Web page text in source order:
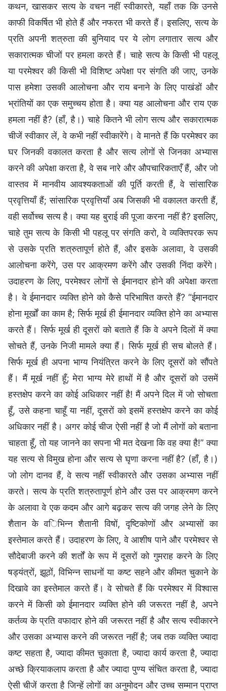
कथन, खासकर सत्य के वचन नहीं स्वीकारते, यहाँ तक कि उनसे
काफी विकर्षित भी होते हैं और नफरत भी करते हैं। इसलिए, सत्य के
प्रति अपनी शत्रुता की बुनियाद पर ये लोग लगातार सत्य और
सकारात्मक चीजों पर हमला करते हैं। चाहे सत्य के किसी भी पहलू
या परमेश्वर की किसी भी विशिष्ट अपेक्षा पर संगति की जाए, उनके
पास हमेशा उसकी आलोचना और राय बनाने के लिए पाखंडों और
भ्रांतियों का एक समुच्चय होता है। क्या यह आलोचना और राय एक
हमला नहीं है? (हाँ, है।) चाहे कितने भी लोग सत्य और सकारात्मक
चीजें स्वीकार लें, वे कभी नहीं स्वीकारेंगे। वे मानते हैं कि परमेश्वर का
घर जिनकी वकालत करता है और सत्य लोगों से जिनका अभ्यास
करने की अपेक्षा करता है, वे सब नारे और औपचारिकताएँ हैं, और जो
वास्तव में मानवीय आवश्यकताओं की पूर्ति करती हैं, वे सांसारिक
प्रवृत्तियाँ हैं; सांसारिक प्रवृत्तियाँ अब जिसकी भी वकालत करती हैं,
वही सर्वोच्च सत्य है। क्या यह बुराई की पूजा करना नहीं है? इसलिए,
चाहे तुम सत्य के किसी भी पहलू पर संगति करो, वे व्यक्तिपरक रूप
से उसके प्रति शत्रुतापूर्ण होते हैं, और इसके अलावा, वे उसकी
आलोचना करेंगे, उस पर आक्रमण करेंगे और उसकी निंदा करेंगे।
उदाहरण के लिए, परमेश्वर लोगों से ईमानदार होने की अपेक्षा करता
है। वे ईमानदार व्यक्ति होने को कैसे परिभाषित करते हैं? “ईमानदार
होना मूर्खों का काम है; सिर्फ मूर्ख ही ईमानदार व्यक्ति होने का अभ्यास
करते हैं। सिर्फ मूर्ख ही दूसरों को बताते हैं कि वे अपने दिलों में क्या
सोचते हैं, उनके निजी मामले क्या हैं। सिर्फ मूर्ख ही सच बोलते हैं।
सिर्फ मूर्ख ही अपना भाग्य नियंत्रित करने के लिए दूसरों को सौंपते
हैं। मैं मूर्ख नहीं हूँ; मेरा भाग्य मेरे हाथों में है और दूसरों को उसमें
हस्तक्षेप करने का कोई अधिकार नहीं है! मैं अपने दिल में जो सोचता
हूँ, उसे कहना चाहूँ या नहीं, दूसरों को इसमें हस्तक्षेप करने का कोई
अधिकार नहीं है। अगर कोई चीज ऐसी नहीं है जो मैं लोगों को बताना
चाहता हूँ, तो यह जानने का सपना भी मत देखना कि वह क्या है!” क्या
यह सत्य से विमुख होना और सत्य से घृणा करना नहीं है? (हाँ, है।)
जो लोग दानव हैं, वे सत्य नहीं स्वीकारते और उसका अभ्यास नहीं
करते। सत्य के प्रति शत्रुतापूर्ण होने और उस पर आक्रमण करने
के अलावा वे एक कदम और आगे बढ़कर सत्य की जगह लेने के लिए
शैतान के विभिन्न शैतानी विषों, दृष्टिकोणों और अभ्यासों का
इस्तेमाल करते हैं। उदाहरण के लिए, वे आशीष पाने और परमेश्वर से
सौदेबाजी करने की शर्तों के रूप में दूसरों को गुमराह करने के लिए
षड्यंत्रों, झूठों, विभिन्न साधनों या कष्ट सहने और कीमत चुकाने के
दिखावे का इस्तेमाल करते हैं। वे सोचते हैं कि परमेश्वर में विश्वास
करने में किसी को ईमानदार व्यक्ति होने की जरूरत नहीं है, अपने
कर्तव्य के प्रति वफादार होने की जरूरत नहीं है और सत्य स्वीकारने
और उसका अभ्यास करने की जरूरत नहीं है; जब तक व्यक्ति ज्यादा
कष्ट सहता है, ज्यादा कीमत चुकाता है, ज्यादा कार्य करता है, ज्यादा
अच्छे क्रियाकलाप करता है और ज्यादा पुण्य संचित करता है, ज्यादा
ऐसी चीजें करता है जिन्हें लोगों का अनुमोदन और उच्च सम्मान प्राप्त